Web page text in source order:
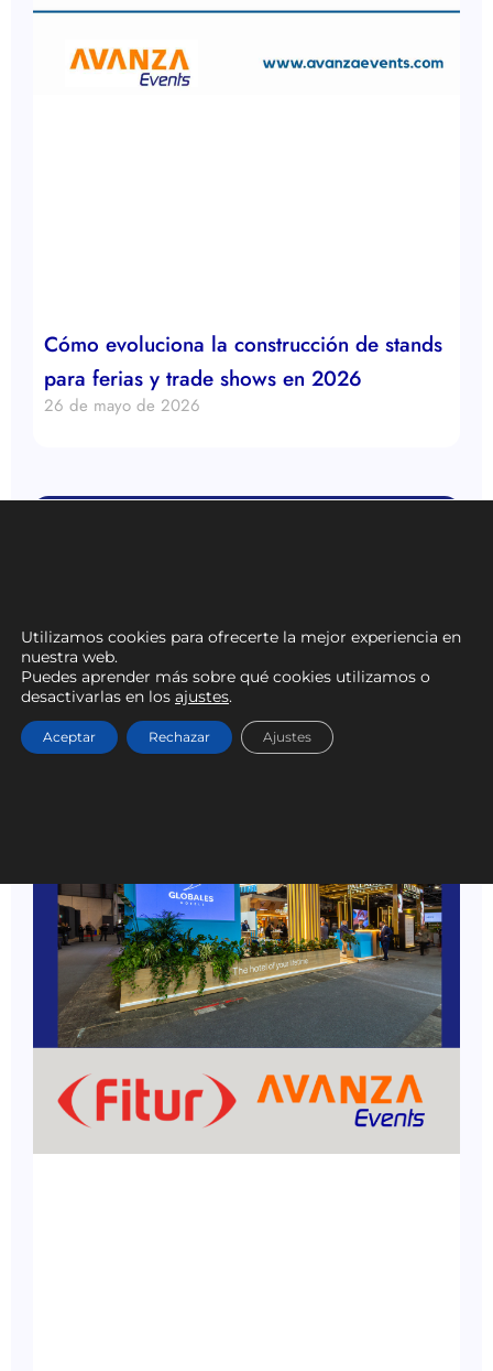
Cómo evoluciona la construcción de stands
para ferias y trade shows en 2026
26 de mayo de 2026
Utilizamos cookies para ofrecerte la mejor experiencia en
nuestra web.
Puedes aprender más sobre qué cookies utilizamos o
desactivarlas en los ajustes.
Aceptar Rechazar Ajustes